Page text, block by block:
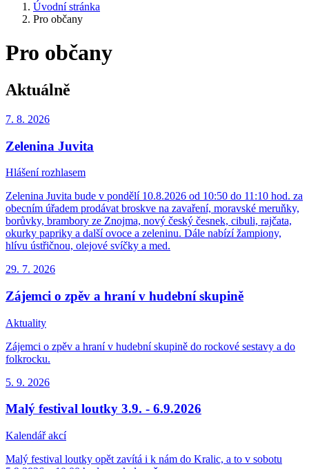
Úvodní stránka
Pro občany
Pro občany
Aktuálně
7. 8. 2026
Zelenina Juvita
Hlášení rozhlasem
Zelenina Juvita bude v pondělí 10.8.2026 od 10:50 do 11:10 hod. za
obecním úřadem prodávat broskve na zavaření, moravské meruňky,
borůvky, brambory ze Znojma, nový český česnek, cibuli, rajčata,
okurky papriky a další ovoce a zeleninu. Dále nabízí žampiony,
hlívu ústřičnou, olejové svíčky a med.
29. 7. 2026
Zájemci o zpěv a hraní v hudební skupině
Aktuality
Zájemci o zpěv a hraní v hudební skupině do rockové sestavy a do
folkrocku.
5. 9. 2026
Malý festival loutky 3.9. - 6.9.2026
Kalendář akcí
Malý festival loutky opět zavítá i k nám do Kralic, a to v sobotu